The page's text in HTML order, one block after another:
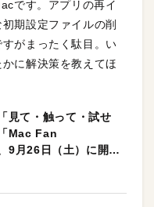
です。アプリの再イ
期設定ファイルの削
がまったく駄目。い
に解決策を教えてほ
見て・触って・試せ
Mac Fan
9月26日（土）に開催